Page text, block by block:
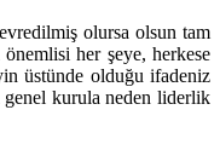
olursa olsun tam
her şeye, herkese
üstünde olduğu ifadeniz
genel kurula neden liderlik